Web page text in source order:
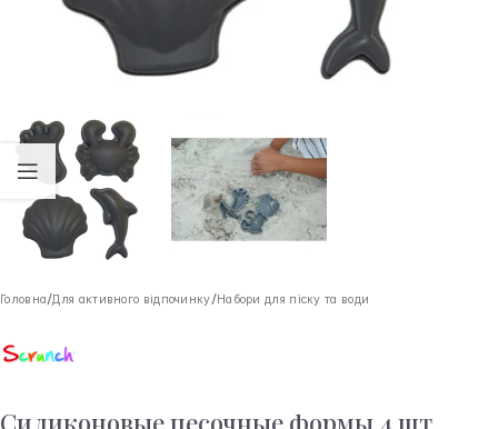
Головна /Для активного відпочинку / Набори для піску та води
Силиконовые песочные формы 4 шт.